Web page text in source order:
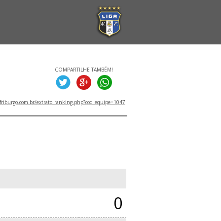
COMPARTILHE TAMBÉM!
extrato_ranking.php?cod_equipe=1047
0